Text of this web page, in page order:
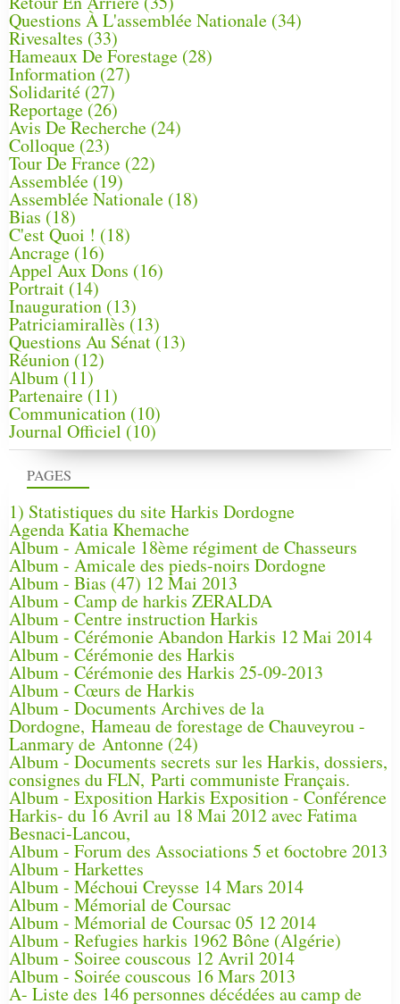
PAGES
1) Statistiques du site Harkis Dordogne
Agenda Katia Khemache
Album - Amicale 18ème régiment de Chasseurs
Album - Amicale des pieds-noirs Dordogne
Album - Bias (47) 12 Mai 2013
Album - Camp de harkis ZERALDA
Album - Centre instruction Harkis
Album - Cérémonie Abandon Harkis 12 Mai 2014
Album - Cérémonie des Harkis
Album - Cérémonie des Harkis 25-09-2013
Album - Cœurs de Harkis
Album - Documents Archives de la
Dordogne, Hameau de forestage de Chauveyrou -
Lanmary de Antonne (24)
Album - Documents secrets sur les Harkis, dossiers,
consignes du FLN, Parti communiste Français.
Album - Exposition Harkis Exposition - Conférence
Harkis- du 16 Avril au 18 Mai 2012 avec Fatima
Besnaci-Lancou,
Album - Forum des Associations 5 et 6octobre 2013
Album - Harkettes
Album - Méchoui Creysse 14 Mars 2014
Album - Mémorial de Coursac
Album - Mémorial de Coursac 05 12 2014
Album - Refugies harkis 1962 Bône (Algérie)
Album - Soiree couscous 12 Avril 2014
Album - Soirée couscous 16 Mars 2013
A- Liste des 146 personnes décédées au camp de
Questions À L'assemblée Nationale (34)
Rivesaltes (33)
Hameaux De Forestage (28)
Information (27)
Solidarité (27)
Reportage(26)
Avis De Recherche (24)
Colloque (23)
Tour De France (22)
Assemblée (19)
Assemblée Nationale (18)
Bias (18)
C'est Quoi ! (18)
Ancrage (16)
Appel Aux Dons (16)
Portrait (14)
Inauguration (13)
Patriciamirallès (13)
Questions Au Sénat(13)
Réunion (12)
Album (11)
Partenaire(11)
Communication (10)
Journal Officiel (10)